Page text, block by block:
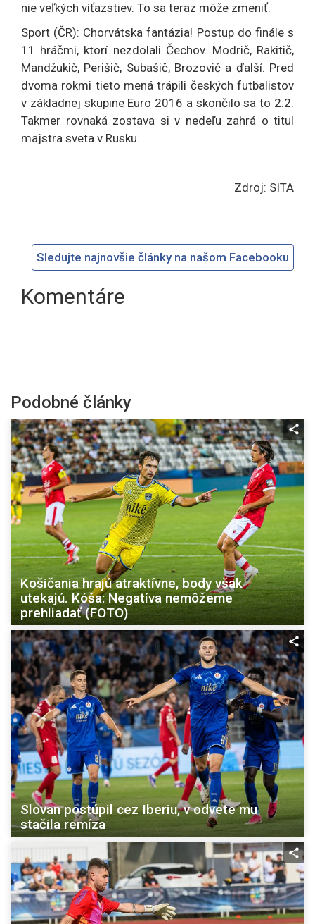
nie veľkých víťazstiev. To sa teraz môže zmeniť.
Sport (ČR): Chorvátska fantázia! Postup do finále s
11 hráčmi, ktorí nezdolali Čechov. Modrič, Rakitič,
Mandžukič, Perišič, Subašič, Brozovič a ďalší. Pred
dvoma rokmi tieto mená trápili českých futbalistov
v základnej skupine Euro 2016 a skončilo sa to 2:2.
Takmer rovnaká zostava si v nedeľu zahrá o titul
majstra sveta v Rusku.
Zdroj: SITA
Sledujte najnovšie články na našom Facebooku
Komentáre
Podobné články
Košičania hrajú atraktívne, body však
utekajú. Kóša: Negatíva nemôžeme
prehliadať (FOTO)
Slovan postúpil cez Iberiu, v odvete mu
stačila remíza